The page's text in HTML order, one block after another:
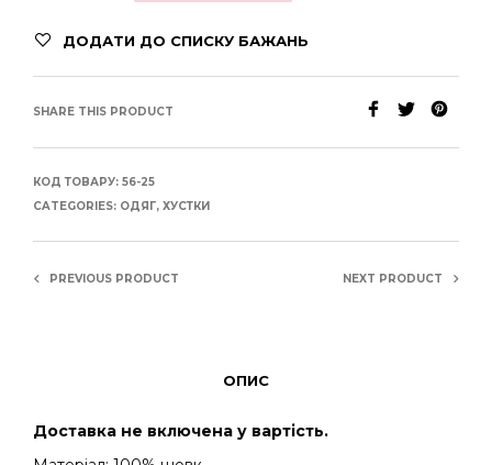
ДОДАТИ ДО СПИСКУ БАЖАНЬ
SHARE THIS PRODUCT
КОД ТОВАРУ: 56-25
CATEGORIES: ОДЯГ, ХУСТКИ
PREVIOUS PRODUCT NEXT PRODUCT
ОПИС
Доставка не включена у вартість.